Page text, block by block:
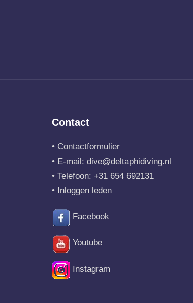
Contact
• Contactformulier
• E-mail: dive@deltaphidiving.nl
• Telefoon: +31 654 692131
• Inloggen leden
Facebook
Youtube
Instagram